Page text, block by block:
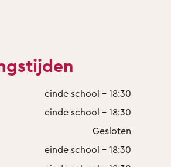
einde school - 18:30
einde school - 18:30
Gesloten
einde school - 18:30